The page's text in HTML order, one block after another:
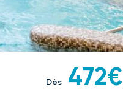
Dès472€